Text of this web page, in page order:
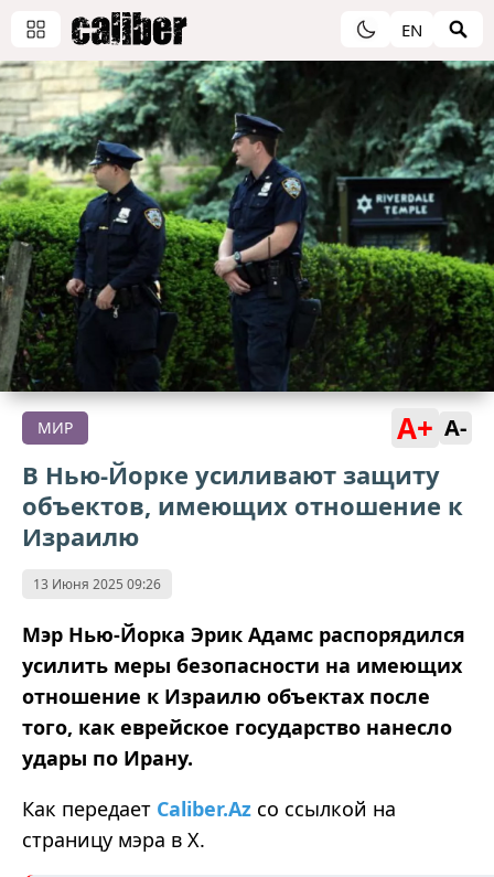
EN
МИР A+ A-
В Нью-Йорке усиливают защиту
объектов, имеющих отношение к
Израилю
13 Июня 2025 09:26
Мэр Нью-Йорка Эрик Адамс распорядился
усилить меры безопасности на имеющих
отношение к Израилю объектах после
того, как еврейское государство нанесло
удары по Ирану.
Как передает Caliber.Az со ссылкой на
страницу мэра в Х.